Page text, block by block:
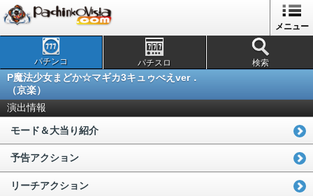
メニュー
パチンコ パチスロ 検索
P魔法少女まどか☆マギカ3キュゥべえver．
（京楽）
演出情報
モード＆大当り紹介
予告アクション
リーチアクション